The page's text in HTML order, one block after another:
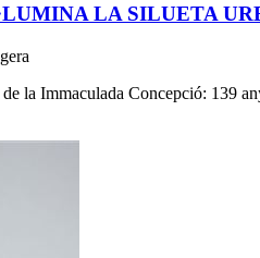
LA SILUETA
la Immaculada Concepció: 139